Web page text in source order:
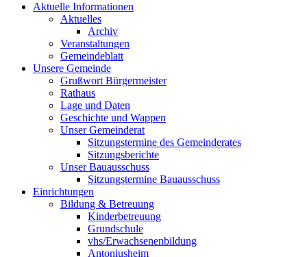
Aktuelle Informationen
Aktuelles
Archiv
Veranstaltungen
Gemeindeblatt
Unsere Gemeinde
Grußwort Bürgermeister
Rathaus
Lage und Daten
Geschichte und Wappen
Unser Gemeinderat
Sitzungstermine des Gemeinderates
Sitzungsberichte
Unser Bauausschuss
Sitzungstermine Bauausschuss
Einrichtungen
Bildung & Betreuung
Kinderbetreuung
Grundschule
vhs/Erwachsenenbildung
Antoniusheim